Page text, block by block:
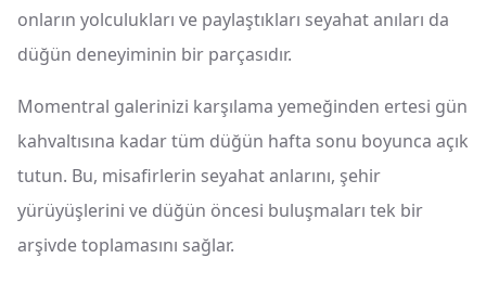
onların yolculukları ve paylaştıkları seyahat anıları da
düğün deneyiminin bir parçasıdır.
Momentral galerinizi karşılama yemeğinden ertesi gün
kahvaltısına kadar tüm düğün hafta sonu boyunca açık
tutun. Bu, misafirlerin seyahat anlarını, şehir
yürüyüşlerini ve düğün öncesi buluşmaları tek bir
arşivde toplamasını sağlar.